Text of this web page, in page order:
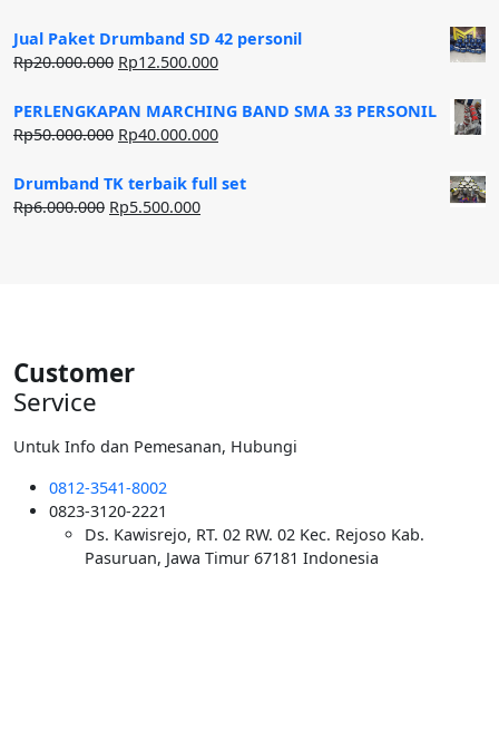
Jual Paket Drumband SD 42 personil
Rp20.000.000 Harga
adalah:
Rp20.000.000.
Rp12.500.000Harga
ini
adalah:
PERLENGKAPAN MARCHING BAND SMA 33 PERSONIL
Rp50.000.000 Harga
adalah:
Rp50.000.000.
Rp40.000.000Harga
ini
Drumband TK terbaik full set
Rp6.000.000 Harga
Rp5.500.000Harga
Customer
Service
Untuk Info dan Pemesanan, Hubungi
0812-3541-8002
0823-3120-2221
Ds. Kawisrejo, RT. 02 RW. 02 Kec. Rejoso Kab.
Pasuruan, Jawa Timur 67181 Indonesia